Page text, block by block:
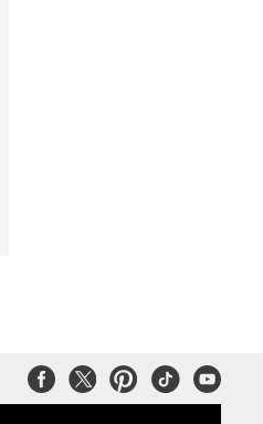
FacebookTwitterPinterest
TiktokYoutube